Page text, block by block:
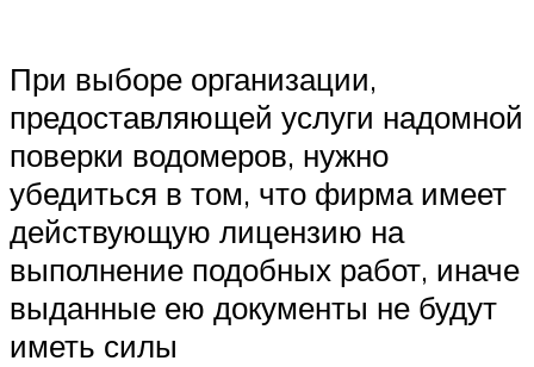
При выборе организации,
предоставляющей услуги надомной
поверки водомеров, нужно
убедиться в том, что фирма имеет
действующую лицензию на
выполнение подобных работ, иначе
выданные ею документы не будут
иметь силы